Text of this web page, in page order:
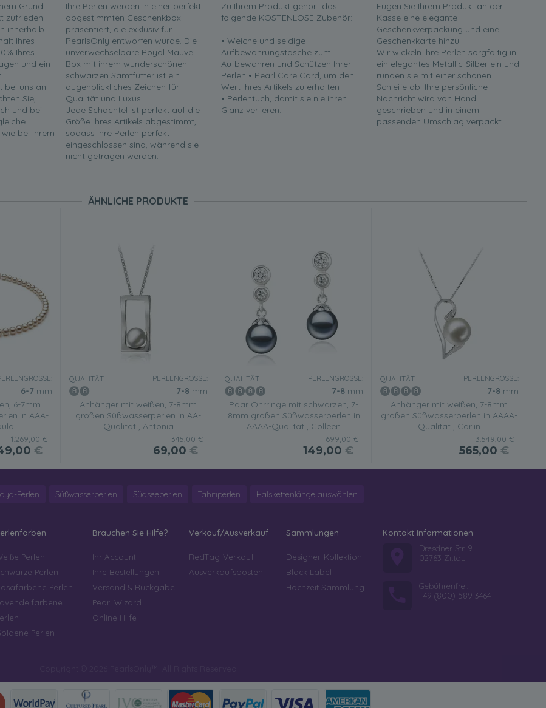
Grund
zufrieden
innerhalb
Ihres
Ihres
und ein
bei uns an
Sie,
und bei
bei Ihrem
Ihre Perlen werden in einer perfekt
abgestimmten Geschenkbox
präsentiert, die exklusiv für
PearlsOnly entworfen wurde. Die
unverwechselbare Royal Mauve
Box mit ihrem wunderschönen
schwarzen Samtfutter ist ein
augenblickliches Zeichen für
Qualität und Luxus.
Jede Schachtel ist perfekt auf die
Größe Ihres Artikels abgestimmt,
sodass Ihre Perlen perfekt
eingeschlossen sind, während sie
nicht getragen werden.
Zu Ihrem Produkt gehört das
folgende KOSTENLOSE Zubehör:
• Weiche und seidige
Aufbewahrungstasche zum
Aufbewahren und Schützen Ihrer
Perlen • Pearl Care Card, um den
Wert Ihres Artikels zu erhalten
• Perlentuch, damit sie nie ihren
Glanz verlieren.
Fügen Sie Ihrem Produkt an der
Kasse eine elegante
Geschenkverpackung und eine
Geschenkkarte hinzu.
Wir wickeln Ihre Perlen sorgfältig in
ein elegantes Metallic-Silber ein und
runden sie mit einer schönen
Schleife ab. Ihre persönliche
Nachricht wird von Hand
geschrieben und in einem
passenden Umschlag verpackt.
ÄHNLICHE PRODUKTE
6-7 mm
6-7mm
in AAA-
1.269,00 €
€
QUALITÄT: PERLENGRÖSSE:
7-8mm
Anhänger mit weißen, 7-8mm
großen Süßwasserperlen in AA-
Qualität , Antonia
345,00 €
69,00 €
QUALITÄT: PERLENGRÖSSE:
7-8mm
Paar Ohrringe mit schwarzen, 7-
8mm großen Süßwasserperlen in
AAAA-Qualität , Colleen
699,00 €
149,00 €
QUALITÄT: PERLENGRÖSSE:
7-8mm
Anhänger mit weißen, 7-8mm
großen Süßwasserperlen in AAAA-
Qualität , Carlin
3.549,00 €
565,00 €
Perlen Süßwasserperlen Südseeperlen Tahitiperlen Halskettenlänge auswählen
Perlen
Perlen
Perlen
Perlen
Brauchen Sie Hilfe?
Ihr Account
Ihre Bestellungen
Versand & Rückgabe
Pearl Wizard
Online Hilfe
Verkauf/Ausverkauf
RedTag-Verkauf
Ausverkaufsposten
Sammlungen
Designer-Kollektion
Black Label
Hochzeit Sammlung
Kontakt Informationen
Dresdner Str. 9
02763 Zittau
Gebührenfrei:
+49 (800) 589-3464